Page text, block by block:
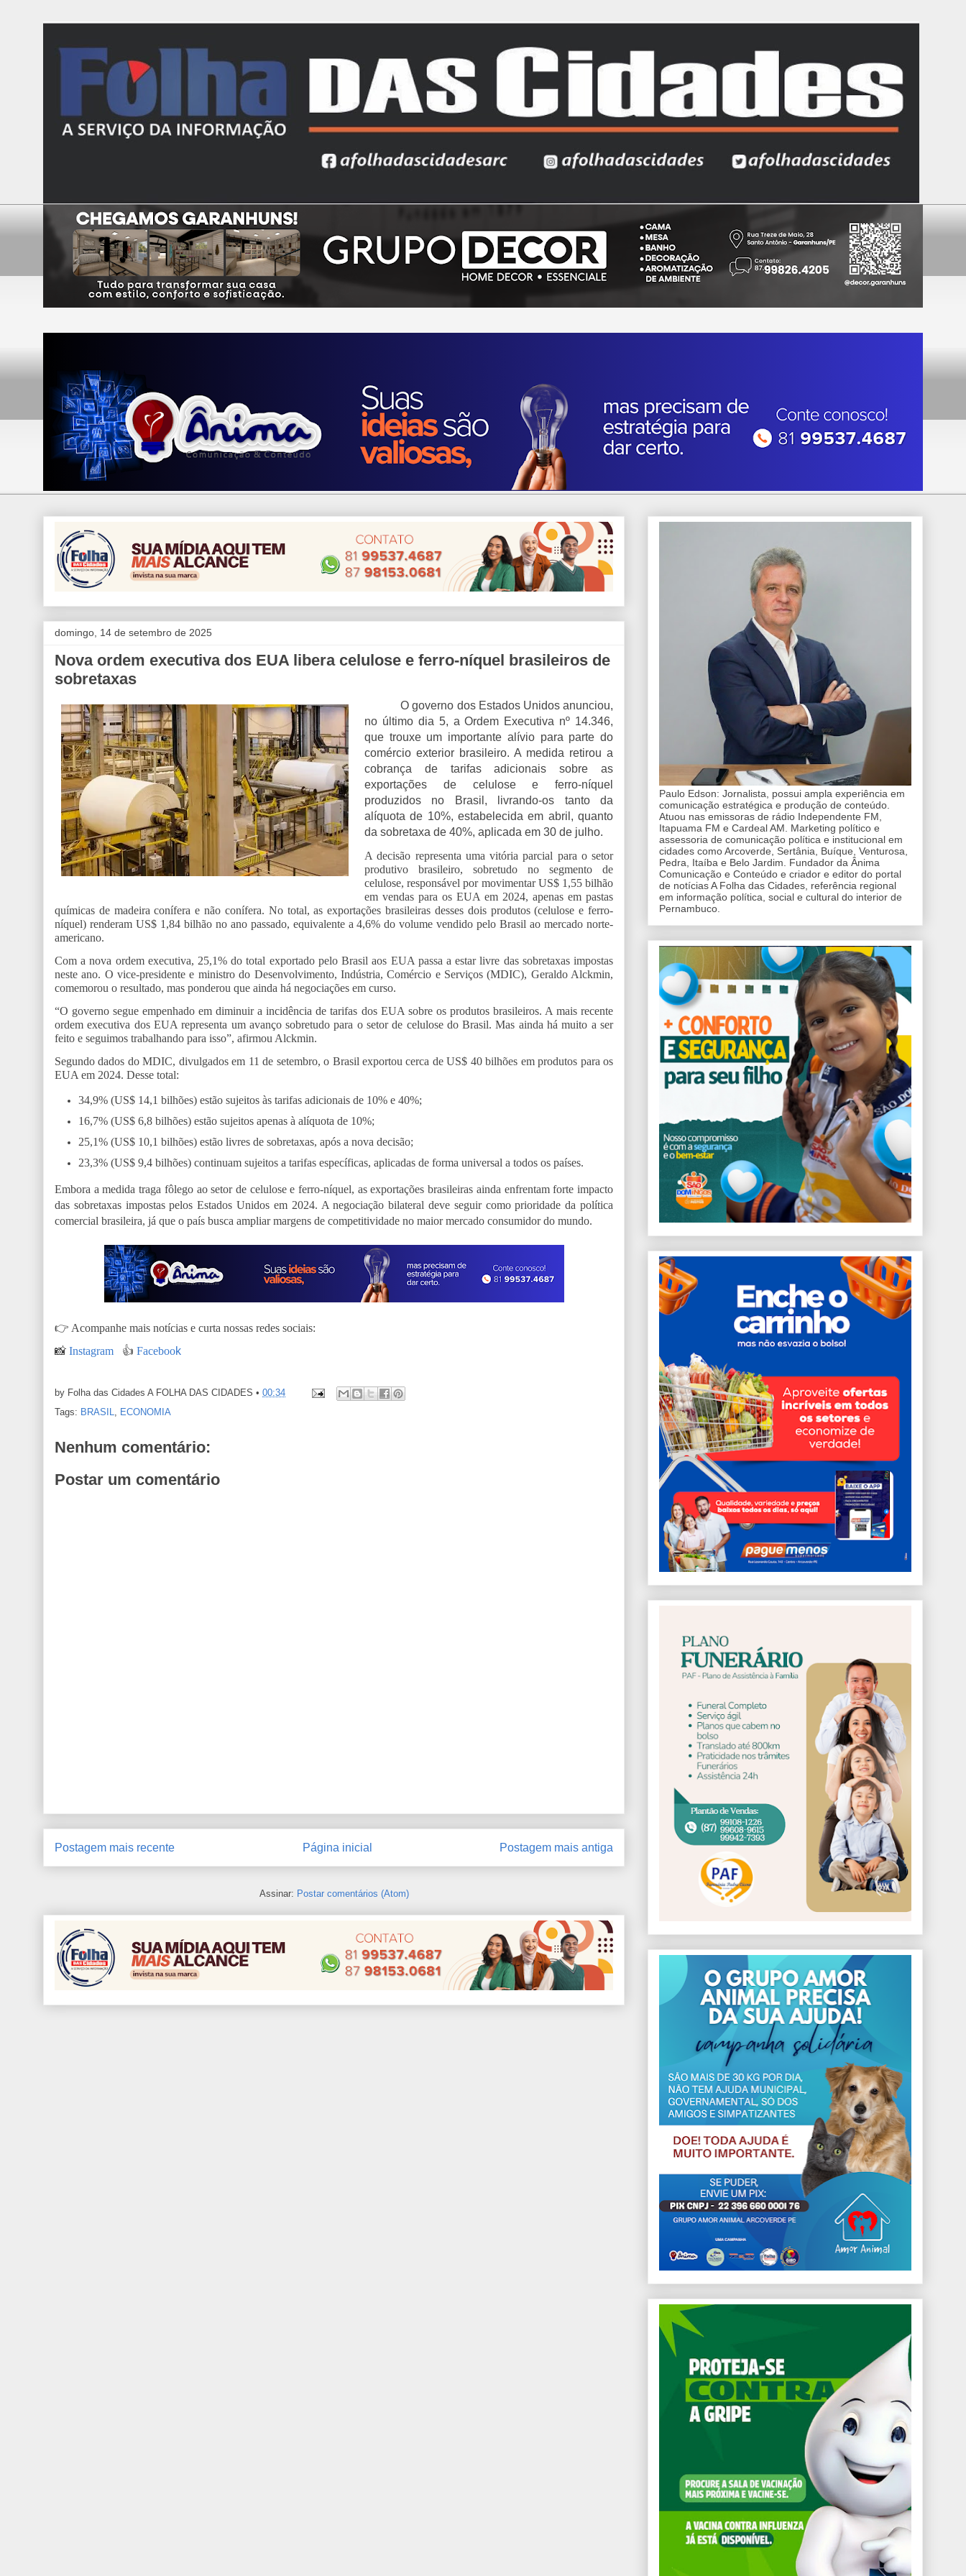
domingo, 14 de setembro de 2025
Nova ordem executiva dos EUA libera celulose e ferro-níquel brasileiros de
sobretaxas
O governo dos Estados Unidos anunciou,
no último dia 5, a Ordem Executiva nº 14.346,
que trouxe um importante alívio para parte do
comércio exterior brasileiro. A medida retirou a
cobrança de tarifas adicionais sobre as
exportações de celulose e ferro-níquel
produzidos no Brasil, livrando-os tanto da
alíquota de 10%, estabelecida em abril, quanto
da sobretaxa de 40%, aplicada em 30 de julho.
A decisão representa uma vitória parcial para o setor
produtivo brasileiro, sobretudo no segmento de
celulose, responsável por movimentar US$ 1,55 bilhão
em vendas para os EUA em 2024, apenas em pastas
químicas de madeira conífera e não conífera. No total, as exportações brasileiras desses dois produtos (celulose e ferro-
níquel) renderam US$ 1,84 bilhão no ano passado, equivalente a 4,6% do volume vendido pelo Brasil ao mercado norte-
americano.
Com a nova ordem executiva, 25,1% do total exportado pelo Brasil aos EUA passa a estar livre das sobretaxas impostas
neste ano. O vice-presidente e ministro do Desenvolvimento, Indústria, Comércio e Serviços (MDIC), Geraldo Alckmin,
comemorou o resultado, mas ponderou que ainda há negociações em curso.
“O governo segue empenhado em diminuir a incidência de tarifas dos EUA sobre os produtos brasileiros. A mais recente
ordem executiva dos EUA representa um avanço sobretudo para o setor de celulose do Brasil. Mas ainda há muito a ser
feito e seguimos trabalhando para isso”, afirmou Alckmin.
Segundo dados do MDIC, divulgados em 11 de setembro, o Brasil exportou cerca de US$ 40 bilhões em produtos para os
EUA em 2024. Desse total:
34,9% (US$ 14,1 bilhões) estão sujeitos às tarifas adicionais de 10% e 40%;
16,7% (US$ 6,8 bilhões) estão sujeitos apenas à alíquota de 10%;
25,1% (US$ 10,1 bilhões) estão livres de sobretaxas, após a nova decisão;
23,3% (US$ 9,4 bilhões) continuam sujeitos a tarifas específicas, aplicadas de forma universal a todos os países.
Embora a medida traga fôlego ao setor de celulose e ferro-níquel, as exportações brasileiras ainda enfrentam forte impacto
das sobretaxas impostas pelos Estados Unidos em 2024. A negociação bilateral deve seguir como prioridade da política
comercial brasileira, já que o país busca ampliar margens de competitividade no maior mercado consumidor do mundo.
👉 Acompanhe mais notícias e curta nossas redes sociais:
📸 Instagram 👍 Facebook
by Folha das Cidades A FOLHA DAS CIDADES • 00:34
Tags: BRASIL ECONOMIA
Nenhum comentário:
Postar um comentário
Postagem mais recente Postagem mais antiga
Página inicial
Assinar: Postar comentários (Atom)
Paulo Edson: Jornalista, possui ampla experiência em
comunicação estratégica e produção de conteúdo.
Atuou nas emissoras de rádio Independente FM,
Itapuama FM e Cardeal AM. Marketing político e
assessoria de comunicação política e institucional em
cidades como Arcoverde, Sertânia, Buíque, Venturosa,
Pedra, Itaíba e Belo Jardim. Fundador da Ânima
Comunicação e Conteúdo e criador e editor do portal
de notícias A Folha das Cidades, referência regional
em informação política, social e cultural do interior de
Pernambuco.